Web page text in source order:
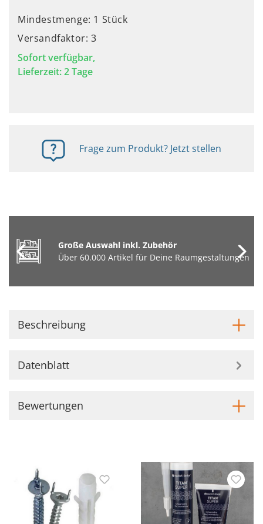
Mindestmenge: 1 Stück
Versandfaktor: 3
Sofort verfügbar,
Lieferzeit: 2 Tage
Frage zum Produkt? Jetzt stellen
Große Auswahl inkl. Zubehör
Über 60.000 Artikel für Deine Raumgestaltungen
Beschreibung
Datenblatt
Bewertungen